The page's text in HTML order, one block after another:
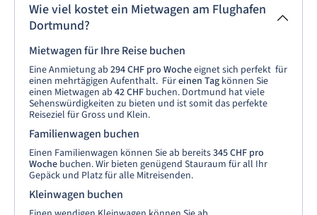
Wie viel kostet ein Mietwagen am Flughafen
Dortmund?
Mietwagen für Ihre Reise buchen
Eine Anmietung ab 294 CHF pro Wocheeignet sich perfekt für
einen mehrtägigen Aufenthalt. Füreinen Tag können Sie
einen Mietwagen ab 42 CHF buchen. Dortmund hat viele
Sehenswürdigkeiten zu bieten und ist somit das perfekte
Reiseziel für Gross und Klein.
Familienwagen buchen
Einen Familienwagen können Sie ab bereits345 CHF pro
Woche buchen. Wir bieten genügend Stauraum für all Ihr
Gepäck und Platz für alle Mitreisenden.
Kleinwagen buchen